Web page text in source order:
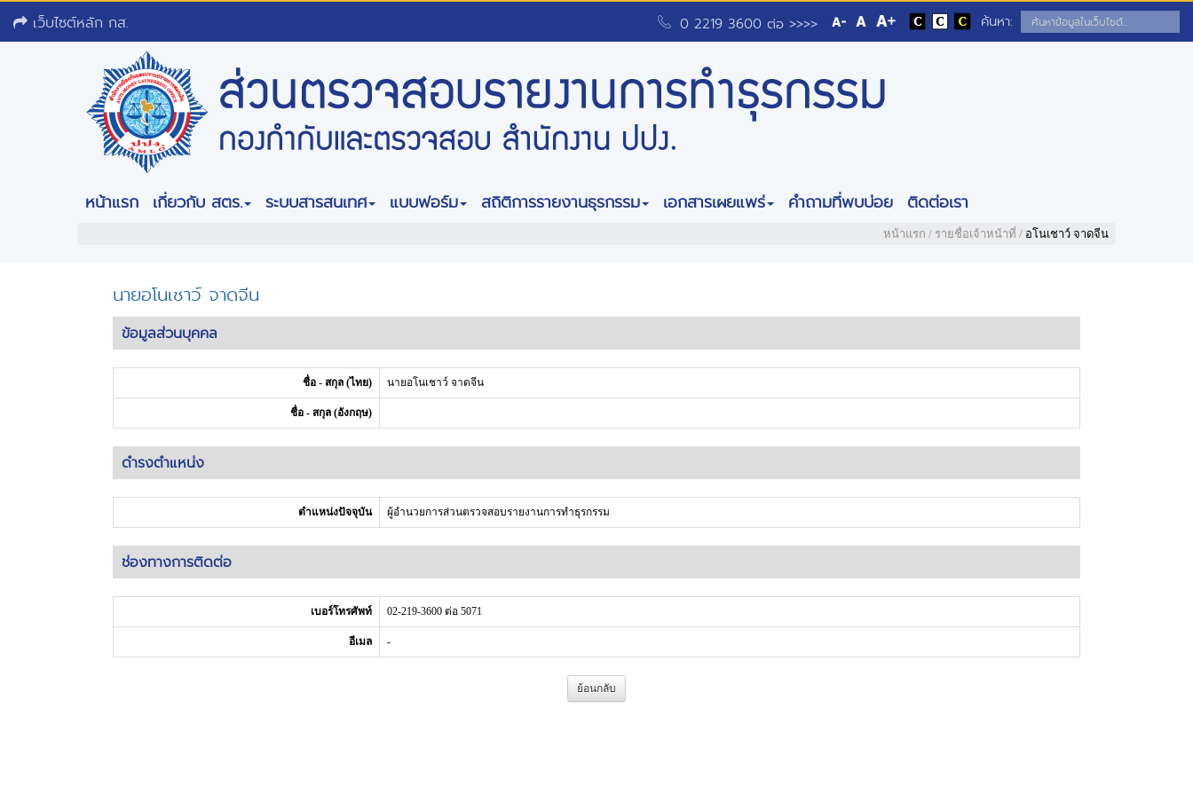
เว็บไซต์หลัก กส. ค้นหา:
0 2219 3600 ต่อ >>>>
หน้าแรก เกี่ยวกับ สตร. ระบบสารสนเทศ แบบฟอร์ม สถิติการรายงานธุรกรรม เอกสารเผยแพร่ คำถามที่พบบ่อย ติดต่อเรา
หน้าแรก / รายชื่อเจ้าหน้าที่ / อโนเชาว์ จาดจีน
นายอโนเชาว์ จาดจีน
ข้อมูลส่วนบุคคล
ชื่อ - สกุล (ไทย) นายอโนเชาว์ จาดจีน
ชื่อ - สกุล (อังกฤษ)
ดำรงตำแหน่ง
ตำแหน่งปัจจุบัน ผู้อำนวยการส่วนตรวจสอบรายงานการทำธุรกรรม
ช่องทางการติดต่อ
เบอร์โทรศัพท์ 02-219-3600 ต่อ 5071
อีเมล -
ย้อนกลับ